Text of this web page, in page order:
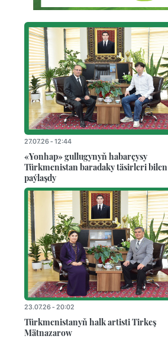
27.07.26 - 12:44
«Yonhap» gullugynyň habarçysy
Türkmenistan baradaky täsirleri bilen
paýlaşdy
23.07.26 - 20:02
Türkmenistanyň halk artisti Tirkeş
Mätnazarow